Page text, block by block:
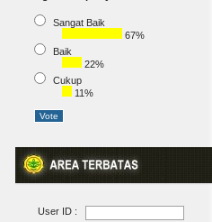
Sangat Baik
67%
Baik
22%
Cukup
11%
User ID :